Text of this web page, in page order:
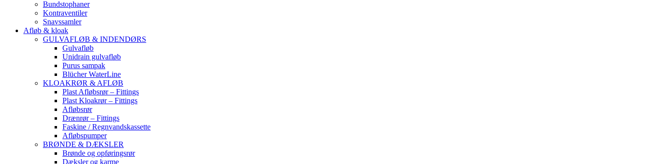
Bundstophaner
Kontraventiler
Snavssamler
Afløb & kloak
GULVAFLØB & INDENDØRS
Gulvafløb
Unidrain gulvafløb
Purus sampak
Blücher WaterLine
KLOAKRØR & AFLØB
Plast Afløbsrør – Fittings
Plast Kloakrør – Fittings
Afløbsrør
Drænrør – Fittings
Faskine / Regnvandskassette
Afløbspumper
BRØNDE & DÆKSLER
Brønde og opføringsrør
Dæksler og karme